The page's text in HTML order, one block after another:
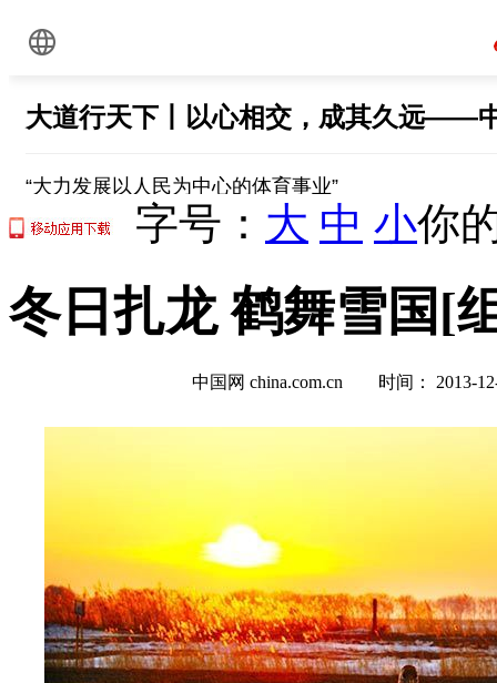
字号： 大 中 小你
冬日扎龙 鹤舞雪国[
中国网 china.com.cn 时间：